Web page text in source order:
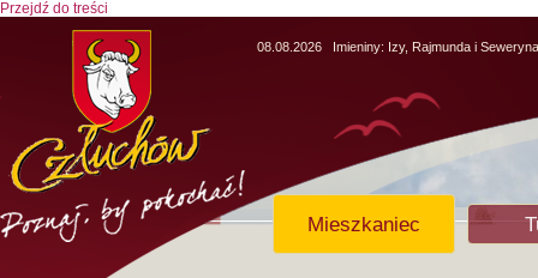
Przejdź do treści
08.08.2026 Imieniny: Izy, Rajmunda i Seweryna
Mieszkaniec